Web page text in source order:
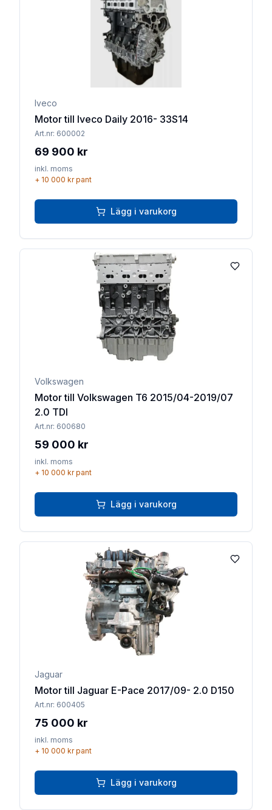
Iveco
Motor till Iveco Daily 2016- 33S14
Art.nr: 600002
69 900 kr
inkl. moms
+ 10 000 krpant
Lägg i varukorg
Lägg till
Volkswagen
Motor till Volkswagen T6 2015/04-2019/07
2.0 TDI
Art.nr: 600680
59 000 kr
inkl. moms
+ 10 000 krpant
Lägg i varukorg
Lägg till
Jaguar
Motor till Jaguar E-Pace 2017/09- 2.0 D150
Art.nr: 600405
75 000 kr
inkl. moms
+ 10 000 krpant
Lägg i varukorg